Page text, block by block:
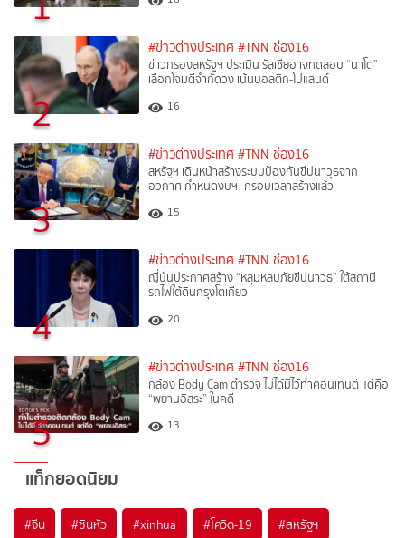
2
#ข่าวต่างประเทศ #TNN ช่อง16
ข่าวกรองสหรัฐฯ ประเมิน รัสเซียอาจทดสอบ “นาโต”
เลือกโจมตีจำกัดวง เน้นบอลติก-โปแลนด์
16
3
#ข่าวต่างประเทศ #TNN ช่อง16
สหรัฐฯ เดินหน้าสร้างระบบป้องกันขีปนาวุธจาก
อวกาศ กำหนดงบฯ- กรอบเวลาสร้างแล้ว
15
4
#ข่าวต่างประเทศ #TNN ช่อง16
ญี่ปุ่นประกาศสร้าง “หลุมหลบภัยขีปนาวุธ” ใต้สถานี
รถไฟใต้ดินกรุงโตเกียว
20
5
#ข่าวต่างประเทศ #TNN ช่อง16
กล้อง Body Cam ตำรวจ ไม่ได้มีไว้ทำคอนเทนต์ แต่คือ
“พยานอิสระ” ในคดี
13
แท็กยอดนิยม
#จีน #ซินหัว #xinhua #โควิด-19 #สหรัฐฯ